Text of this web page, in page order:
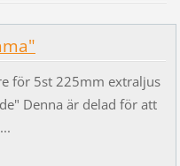
för 5st 225mm extraljus
Denna är delad för att